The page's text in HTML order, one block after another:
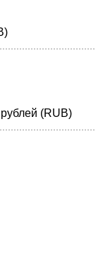
(RUB)